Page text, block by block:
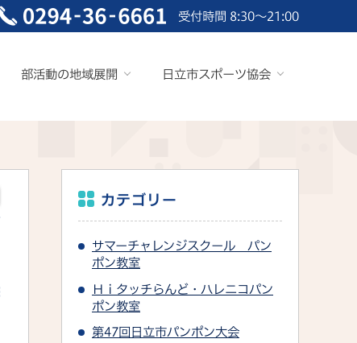
受付時間 8:30～21:00
部活動の地域展開 日立市スポーツ協会
カテゴリー
サマーチャレンジスクール パン
ポン教室
Ｈｉタッチらんど・ハレニコパン
ポン教室
第47回日立市パンポン大会